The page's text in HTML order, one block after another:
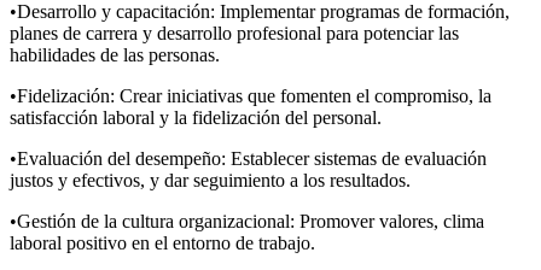
•Desarrollo y capacitación: Implementar programas de formación,
planes de carrera y desarrollo profesional para potenciar las
habilidades de las personas.
•Fidelización: Crear iniciativas que fomenten el compromiso, la
satisfacción laboral y la fidelización del personal.
•Evaluación del desempeño: Establecer sistemas de evaluación
justos y efectivos, y dar seguimiento a los resultados.
•Gestión de la cultura organizacional: Promover valores, clima
laboral positivo en el entorno de trabajo.